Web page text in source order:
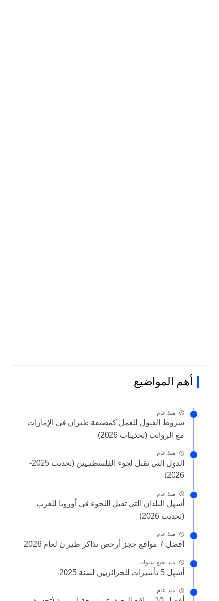
أهم المواضيع
منذ عام
شروط القبول للعمل كمضيفة طيران في الإمارات
مع الرواتب (تحديثات 2026)
منذ عام
الدول التي تقبل لجوء الفلسطينيين (تحديث 2025-
2026)
منذ عام
أسهل البلدان التي تقبل اللجوء في أوروبا للعرب
(تحديث 2026)
منذ عام
أفضل 7 مواقع حجز أرخص تذاكر طيران لعام 2026
منذ بضع سنوات
أسهل 5 تأشيرات للجزائريين لسنة 2025
منذ عام